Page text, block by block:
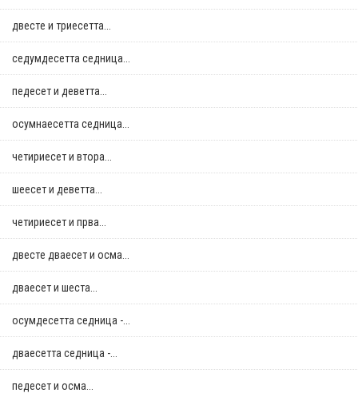
двестe и триесетта...
седумдесетта седница...
педесет и деветта...
осумнaесетта седница...
четириесет и втора...
шеесет и деветта...
четириесет и прва...
двестe дваесет и осма...
дваесет и шеста...
осумдесетта седница -...
дваесетта седница -...
педесет и осма...